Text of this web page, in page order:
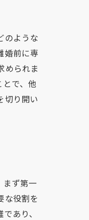
のような
婚前に専
められま
で、他
切り開い
まず第一
な役割を
あり、